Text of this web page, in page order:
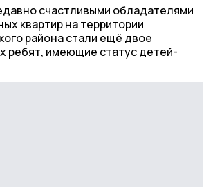
счастливыми обладателями
квартир на территории
района стали ещё двое
ребят, имеющие статус детей-